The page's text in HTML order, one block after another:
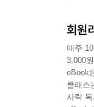
VII.
VIII.
IX. 지
회원
매주
3,000
eBook
클래스
사락